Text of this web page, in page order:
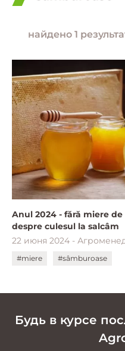
найдено 1
Anul 2024 - fără miere
despre culesul la salcâm
22 июня 2024 -
#miere #sâmburoase
Будь в курсе